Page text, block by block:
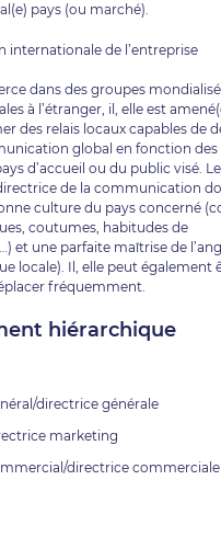
pays (ou marché).
internationale de l’entreprise
dans des groupes
à l’étranger, il, elle est
des relais locaux capables de
global en fonction des
d’accueil ou du public visé. Le
de la communication
culture du pays concerné
coutumes, habitudes de
et une parfaite maîtrise de
locale). Il, elle peut également
fréquemment.
hiérarchique
directrice générale
marketing
directrice commerciale